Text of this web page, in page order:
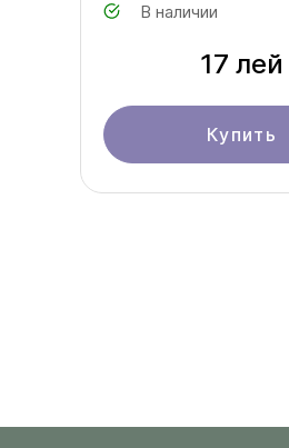
В наличии
17 лей
Купить